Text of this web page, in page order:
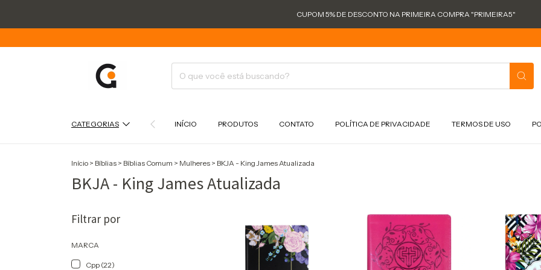
CUPOM 5% DE DESCONTO NA PRIMEIRA COMPRA "PRIMEIRA5"
CATEGORIAS INÍCIO PRODUTOS CONTATO POLÍTICA DE PRIVACIDADE TERMOS DE USO
Início > Bíblias > Bíblias Comum > Mulheres > BKJA - King James Atualizada
BKJA - King James Atualizada
Filtrar por
MARCA
Cpp (22)